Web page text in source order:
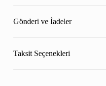
Gönderi ve İadeler
Taksit Seçenekleri